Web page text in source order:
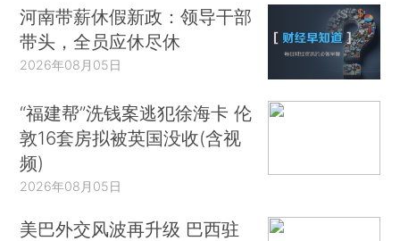
河南带薪休假新政：领导干部
带头，全员应休尽休
2026年08月05日
“福建帮”洗钱案逃犯徐海卡 伦
敦16套房拟被英国没收(含视
频)
2026年08月05日
美巴外交风波再升级 巴西驻